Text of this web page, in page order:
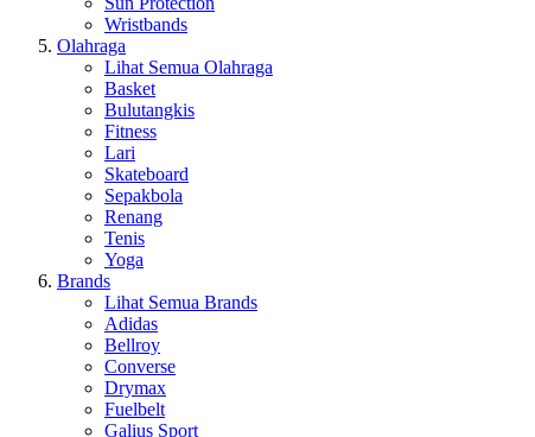
Wristbands
Olahraga
Lihat Semua Olahraga
Basket
Bulutangkis
Fitness
Lari
Skateboard
Sepakbola
Renang
Tenis
Yoga
Brands
Lihat Semua Brands
Adidas
Bellroy
Converse
Drymax
Fuelbelt
Galius Sport